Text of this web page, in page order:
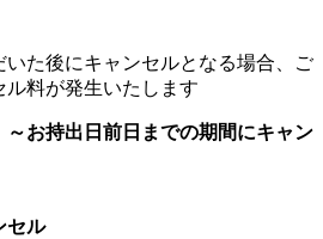
た後にキャンセルとなる場合、ご
料が発生いたします
～お持出日前日までの期間にキャン
セル